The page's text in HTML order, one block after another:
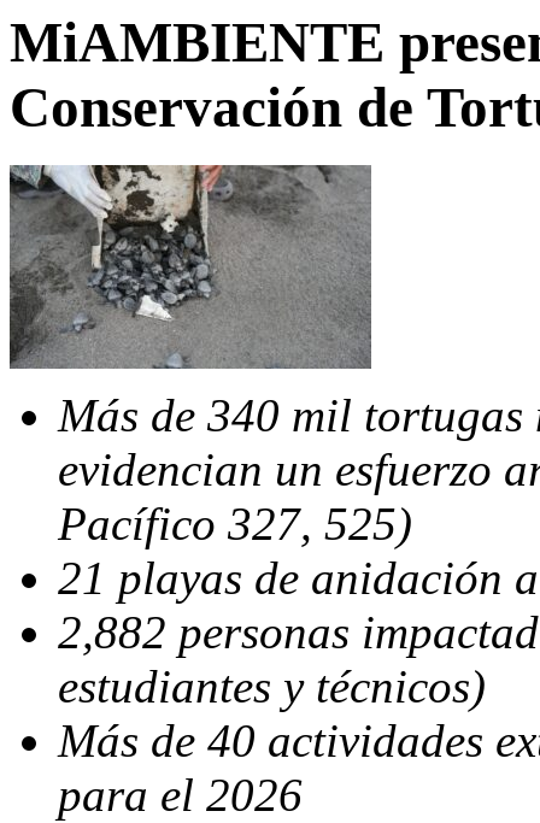
MiAMBIENTE
Conservación de
Más de 340 mil
evidencian un esfuerzo
Pacífico 327, 525)
21 playas de anidación
2,882 personas
estudiantes y técnicos)
Más de 40 actividades
para el 2026